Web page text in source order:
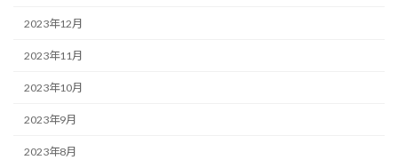
2023年12月
2023年11月
2023年10月
2023年9月
2023年8月